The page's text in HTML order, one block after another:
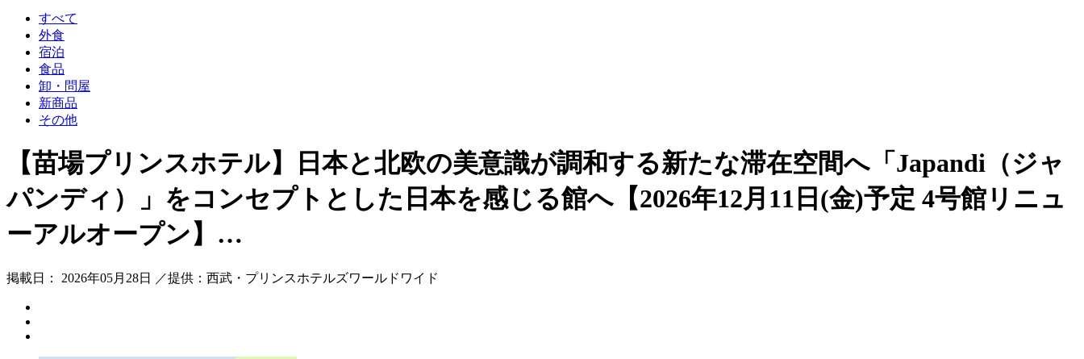
すべて
外食
宿泊
食品
卸・問屋
新商品
その他
【苗場プリンスホテル】日本と北欧の美意識が調和する新たな滞在空間へ「Japandi（ジャ
パンディ）」をコンセプトとした日本を感じる館へ【2026年12月11日(金)予定 4号館リニュ
ーアルオープン】…
掲載日： 2026年05月28日 ／提供：西武・プリンスホテルズワールドワイド